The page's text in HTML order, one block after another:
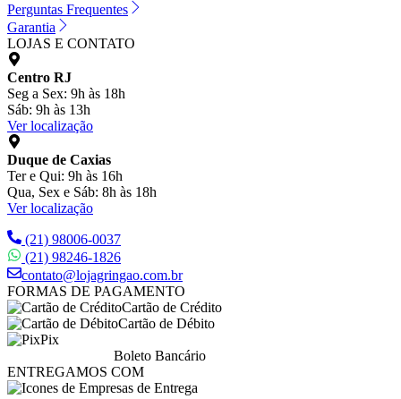
Perguntas Frequentes
Garantia
LOJAS E CONTATO
Centro RJ
Seg a Sex: 9h às 18h
Sáb: 9h às 13h
Ver localização
Duque de Caxias
Ter e Qui: 9h às 16h
Qua, Sex e Sáb: 8h às 18h
Ver localização
(21) 98006-0037
(21) 98246-1826
contato@lojagringao.com.br
FORMAS DE PAGAMENTO
Cartão de Crédito
Cartão de Débito
Pix
Boleto Bancário
ENTREGAMOS COM